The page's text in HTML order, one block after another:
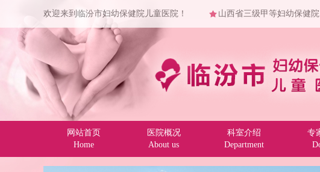
欢迎来到临汾市妇幼保健院儿童医院！ 山西省三级甲等妇幼保健院
网站首页
Home
医院概况
About us
科室介绍
Department
专